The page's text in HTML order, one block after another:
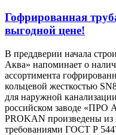
Гофрированная
выгодной цене!
В преддверии начала
Аква» напоминает о
ассортимента
кольцевой жесткостью
для наружной
российском заводе
PROKAN произведены из
требованиями ГОСТ Р